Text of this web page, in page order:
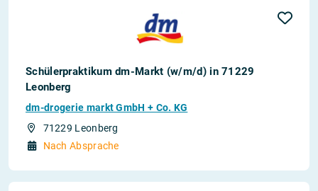
Schülerpraktikum dm-Markt (w/m/d) in 71229
Leonberg
dm-drogerie markt GmbH + Co. KG
71229 Leonberg
Nach Absprache